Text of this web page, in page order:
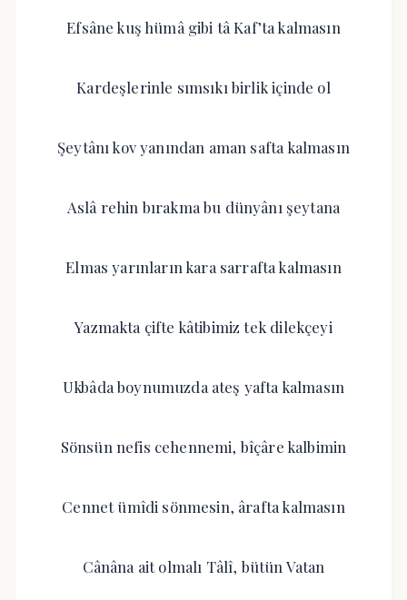
Efsâne kuş hümâ gibi tâ Kaf’ta kalmasın
Kardeşlerinle sımsıkı birlik içinde ol
Şeytânı kov yanından aman safta kalmasın
Aslâ rehin bırakma bu dünyânı şeytana
Elmas yarınların kara sarrafta kalmasın
Yazmakta çifte kâtibimiz tek dilekçeyi
Ukbâda boynumuzda ateş yafta kalmasın
Sönsün nefis cehennemi, bîçâre kalbimin
Cennet ümîdi sönmesin, ârafta kalmasın
Cânâna ait olmalı Tâlî, bütün Vatan